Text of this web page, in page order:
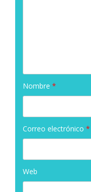
Nombre *
Correo electrónico *
Web